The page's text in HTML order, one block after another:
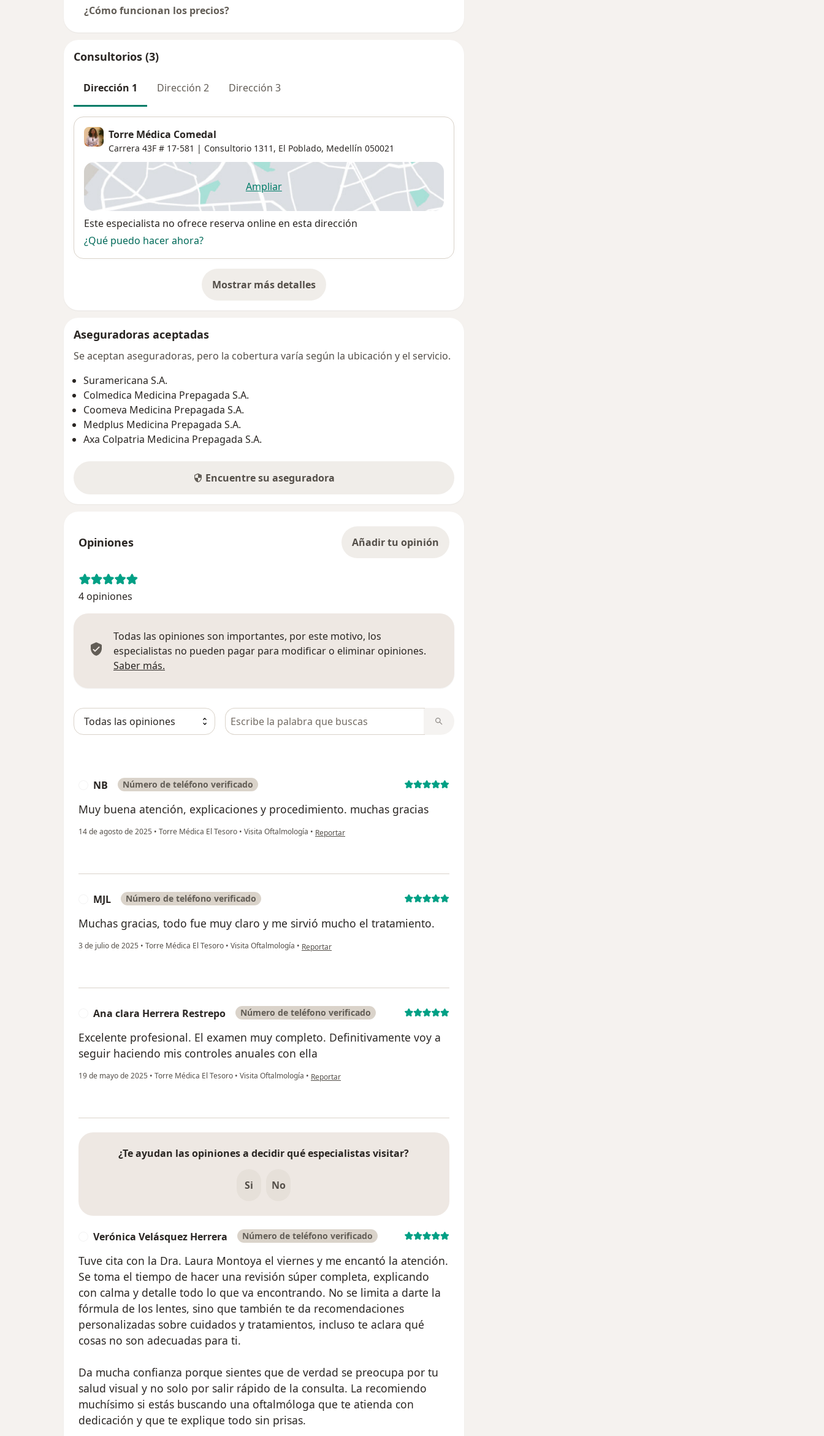
¿Cómo funcionan los precios?
Consultorios (3)
Dirección 1 Dirección 2 Dirección 3
Torre Médica Comedal
Carrera 43F # 17-581 | Consultorio 1311, El Poblado, Medellín 050021
Ampliarse abre en una nueva pestaña
Disponibilidad
Este especialista no ofrece reserva online en esta dirección
¿Qué puedo hacer ahora?
Mostrar más detalles
sobre la dirección
Aseguradoras aceptadas
Se aceptan aseguradoras, pero la cobertura varía según la ubicación y el servicio.
Suramericana S.A.
Colmedica Medicina Prepagada S.A.
Coomeva Medicina Prepagada S.A.
Medplus Medicina Prepagada S.A.
Axa Colpatria Medicina Prepagada S.A.
Encuentre su aseguradora
Opiniones Añadir tu opinión
4 opiniones
Todas las opiniones son importantes, por este motivo, los
especialistas no pueden pagar para modificar o eliminar opiniones.
Saber más.
Busca en opiniones
NB Número de teléfono verificado
Muy buena atención, explicaciones y procedimiento. muchas gracias
14 de agosto de 2025 • Torre Médica El Tesoro • Visita Oftalmología • en opinión del usuario NB
Reportar
MJL Número de teléfono verificado
Muchas gracias, todo fue muy claro y me sirvió mucho el tratamiento.
3 de julio de 2025 • Torre Médica El Tesoro • Visita Oftalmología • en opinión del usuario MJL
Reportar
Ana clara Herrera Restrepo Número de teléfono verificado
Excelente profesional. El examen muy completo. Definitivamente voy a
seguir haciendo mis controles anuales con ella
19 de mayo de 2025 • Torre Médica El Tesoro • Visita Oftalmología • en opinión del usuario Ana clara Herrera Restrepo
Reportar
¿Te ayudan las opiniones a decidir qué especialistas visitar?
Si No
Verónica Velásquez Herrera Número de teléfono verificado
Tuve cita con la Dra. Laura Montoya el viernes y me encantó la atención.
Se toma el tiempo de hacer una revisión súper completa, explicando
con calma y detalle todo lo que va encontrando. No se limita a darte la
fórmula de los lentes, sino que también te da recomendaciones
personalizadas sobre cuidados y tratamientos, incluso te aclara qué
cosas no son adecuadas para ti.
Da mucha confianza porque sientes que de verdad se preocupa por tu
salud visual y no solo por salir rápido de la consulta. La recomiendo
muchísimo si estás buscando una oftalmóloga que te atienda con
dedicación y que te explique todo sin prisas.